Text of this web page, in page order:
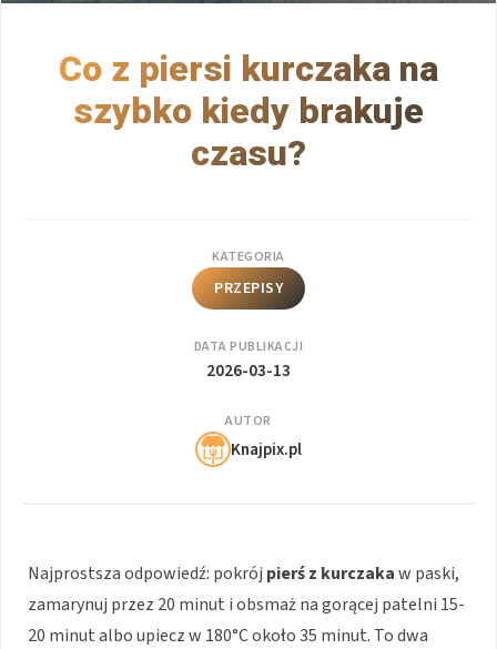
Co z piersi kurczaka na
szybko kiedy brakuje
czasu?
KATEGORIA
PRZEPISY
DATA PUBLIKACJI
2026-03-13
AUTOR
Knajpix.pl
Najprostsza odpowiedź: pokrój pierś z kurczakaw paski,
zamarynuj przez 20 minut i obsmaż na gorącej patelni 15-
20 minut albo upiecz w 180°C około 35 minut. To dwa